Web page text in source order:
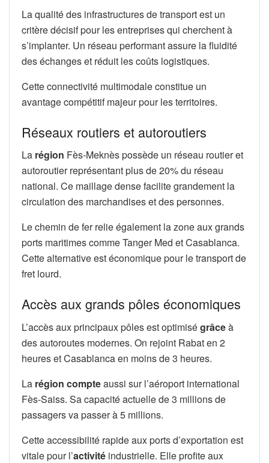
La qualité des infrastructures de transport est un
critère décisif pour les entreprises qui cherchent à
s’implanter. Un réseau performant assure la fluidité
des échanges et réduit les coûts logistiques.
Cette connectivité multimodale constitue un
avantage compétitif majeur pour les territoires.
Réseaux routiers et autoroutiers
La région Fès-Meknès possède un réseau routier et
autoroutier représentant plus de 20% du réseau
national. Ce maillage dense facilite grandement la
circulation des marchandises et des personnes.
Le chemin de fer relie également la zone aux grands
ports maritimes comme Tanger Med et Casablanca.
Cette alternative est économique pour le transport de
fret lourd.
Accès aux grands pôles économiques
L’accès aux principaux pôles est optimiségrâceà
des autoroutes modernes. On rejoint Rabat en 2
heures et Casablanca en moins de 3 heures.
La région compteaussi sur l’aéroport international
Fès-Saiss. Sa capacité actuelle de 3 millions de
passagers va passer à 5 millions.
Cette accessibilité rapide aux ports d’exportation est
vitale pour l’activité industrielle. Elle profite aux